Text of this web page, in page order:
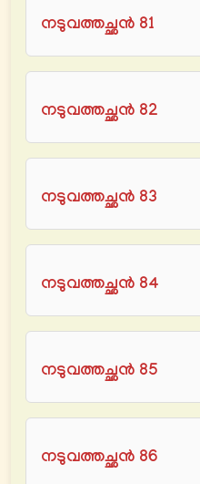
നടുവത്തച്ഛൻ 81
നടുവത്തച്ഛൻ 82
നടുവത്തച്ഛൻ 83
നടുവത്തച്ഛൻ 84
നടുവത്തച്ഛൻ 85
നടുവത്തച്ഛൻ 86